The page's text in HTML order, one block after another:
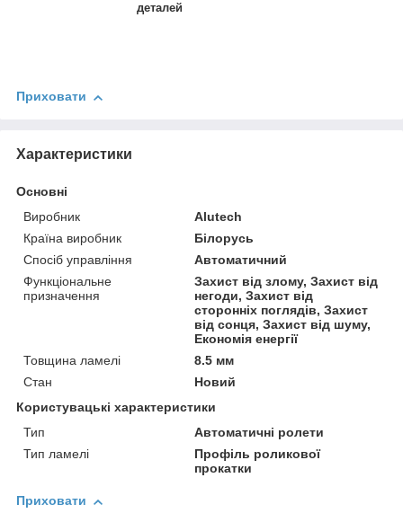
деталей
Приховати
Характеристики
Основні
Виробник
Alutech
Країна виробник
Білорусь
Спосіб управління
Автоматичний
Функціональне
призначення
Захист від злому, Захист від
негоди, Захист від
сторонніх поглядів, Захист
від сонця, Захист від шуму,
Економія енергії
Товщина ламелі
8.5 мм
Стан
Новий
Користувацькі характеристики
Тип
Автоматичні ролети
Тип ламелі
Профіль роликової
прокатки
Приховати